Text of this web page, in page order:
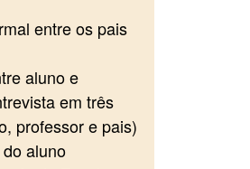
entre os pais
aluno e
em três
professor e pais)
aluno